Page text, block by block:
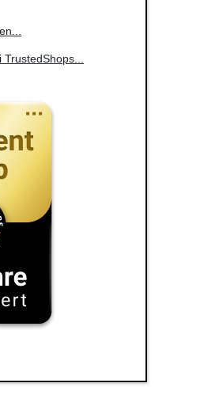
TrustedShops